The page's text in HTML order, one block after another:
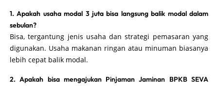
1. Apakah usaha modal 3 juta bisa langsung balik modal dalam
sebulan?
Bisa, tergantung jenis usaha dan strategi pemasaran yang
digunakan. Usaha makanan ringan atau minuman biasanya
lebih cepat balik modal.
2. Apakah bisa mengajukan Pinjaman Jaminan BPKB SEVA